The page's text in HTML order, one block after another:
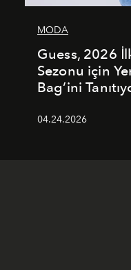
MODA
Guess, 2026
Sezonu için
Bag’ini
04.24.2026